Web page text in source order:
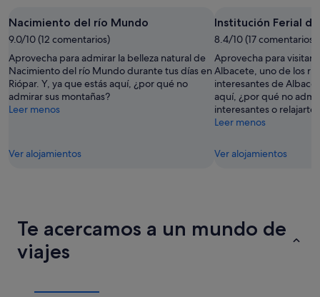
Nacimiento del río Mundo
9.0/10 (12 comentarios)
Aprovecha para admirar la belleza natural de
Nacimiento del río Mundo durante tus días en
Riópar. Y, ya que estás aquí, ¿por qué no
admirar sus montañas?
Leer menos
Ver alojamientos
Institución Ferial
8.4/10 (17 comentarios)
Aprovecha para visitar
Albacete, uno de los
interesantes de
aquí, ¿por qué no
interesantes o relajarte
Leer menos
Ver alojamientos
Te acercamos a un mundo de
viajes